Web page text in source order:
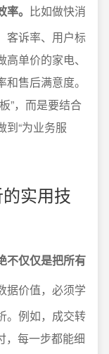
。 比如做快消
客诉率、用户标
单价的家电、
售后满意度。
”，而是要结合
到“为业务服
实用技
不仅仅是把所有
据价值，必须学
。例如，成交转
，每一步都能细